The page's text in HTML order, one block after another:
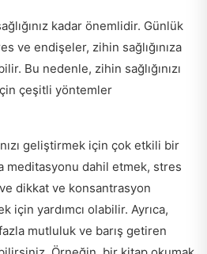
kadar önemlidir. Günlük
ve endişeler, zihin sağlığınıza
Bu nedenle, zihin sağlığınızı
çeşitli yöntemler
geliştirmek için çok etkili bir
meditasyonu dahil etmek, stres
dikkat ve konsantrasyon
yardımcı olabilir. Ayrıca,
mutluluk ve barış getiren